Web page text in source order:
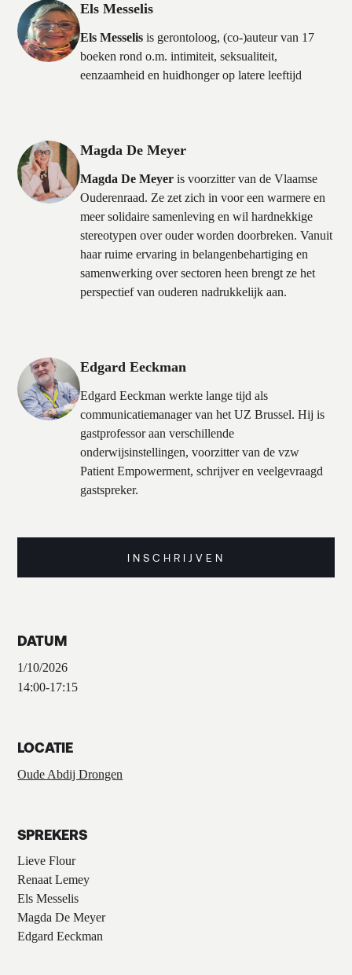
Els Messelis
Els Messelisis gerontoloog, (co-)auteur van 17
boeken rond o.m. intimiteit, seksualiteit,
eenzaamheid en huidhonger op latere leeftijd
Magda De Meyer
Magda De Meyer is voorzitter van de Vlaamse
Ouderenraad. Ze zet zich in voor een warmere en
meer solidaire samenleving en wil hardnekkige
stereotypen over ouder worden doorbreken. Vanuit
haar ruime ervaring in belangenbehartiging en
samenwerking over sectoren heen brengt ze het
perspectief van ouderen nadrukkelijk aan.
Edgard Eeckman
Edgard Eeckman werkte lange tijd als
communicatiemanager van het UZ Brussel. Hij is
gastprofessor aan verschillende
onderwijsinstellingen, voorzitter van de vzw
Patient Empowerment, schrijver en veelgevraagd
gastspreker.
INSCHRIJVEN
DATUM
1/10/2026
14:00-17:15
LOCATIE
Oude Abdij Drongen
SPREKERS
Lieve Flour
Renaat Lemey
Els Messelis
Magda De Meyer
Edgard Eeckman